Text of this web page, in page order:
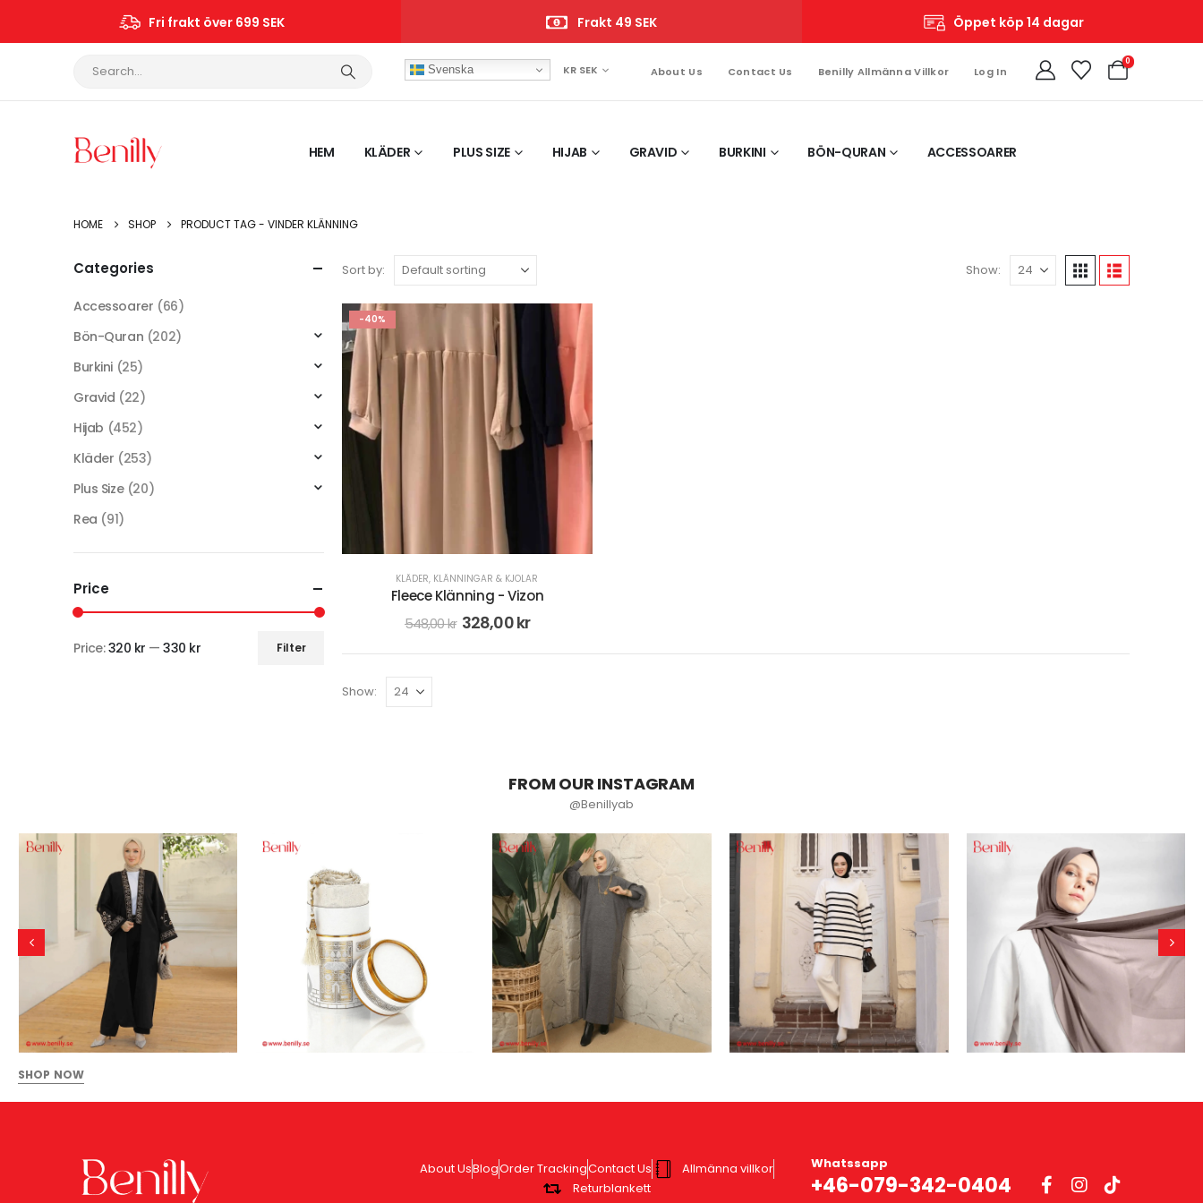
Fri frakt över 699 SEK Frakt 49 SEK Öppet köp 14 dagar
Svenska KR SEK About Us Contact Us Benilly Allmänna Villkor Log In
0
HEM KLÄDER PLUS SIZE HIJAB GRAVID BURKINI BÖN-QURAN ACCESSOARER
HOME SHOP PRODUCT TAG - VINDER KLÄNNING
Sort by: Show:
-40%
KLÄDER, KLÄNNINGAR & KJOLAR
Fleece Klänning - Vizon
548,00kr 328,00kr
Show:
Categories
Accessoarer (66)
Bön-Quran (202)
Burkini (25)
Gravid (22)
Hijab (452)
Kläder (253)
Plus Size (20)
Rea (91)
Price
Filter
Price:320 kr —330 kr
FROM OUR INSTAGRAM
@Benillyab
SHOP NOW
About UsBlogOrder TrackingContact Us
Allmänna villkor
Returblankett
Whatssapp
+46-079-342-0404